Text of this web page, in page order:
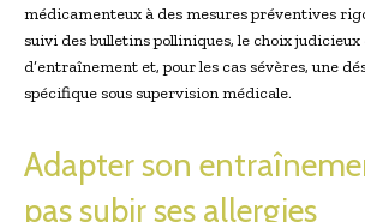
médicamenteux à des mesures préventives
suivi des bulletins polliniques, le choix judicieux
d’entraînement et, pour les cas sévères, une
spécifique sous supervision médicale.
Adapter son
pas subir ses allergies